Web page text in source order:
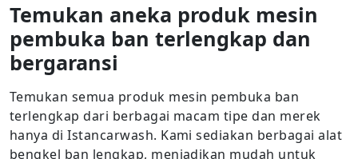
Temukan aneka produk mesin
pembuka ban terlengkap dan
bergaransi
Temukan semua produk mesin pembuka ban
terlengkap dari berbagai macam tipe dan merek
hanya di Istancarwash. Kami sediakan berbagai alat
bengkel ban lengkap, menjadikan mudah untuk